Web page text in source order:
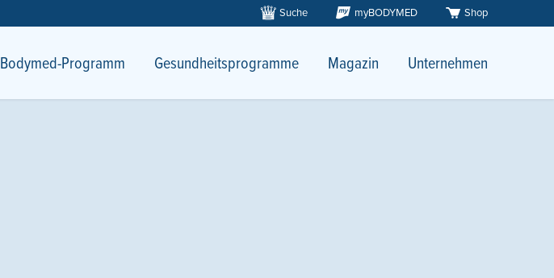
Suche myBODYMED Shop
Bodymed-Programm Gesundheitsprogramme Magazin Unternehmen